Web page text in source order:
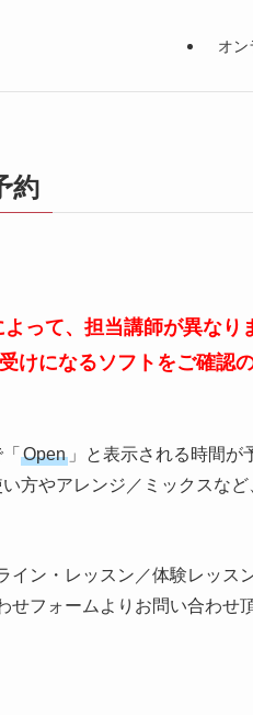
オン
約
って、担当講師が異なり
けになるソフトをご確認
Open 」と表示される時間が
方やアレンジ／ミックスな
イン・レッスン／体験レッス
せフォームよりお問い合わせ